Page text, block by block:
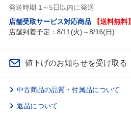
発送時期 1～5日以内に発送
店舗受取サービス対応商品
【送料無料】
店舗到着予定：8/11(火)～8/16(日)
値下げのお知らせを受け取る
中古商品の品質・付属品について
返品について